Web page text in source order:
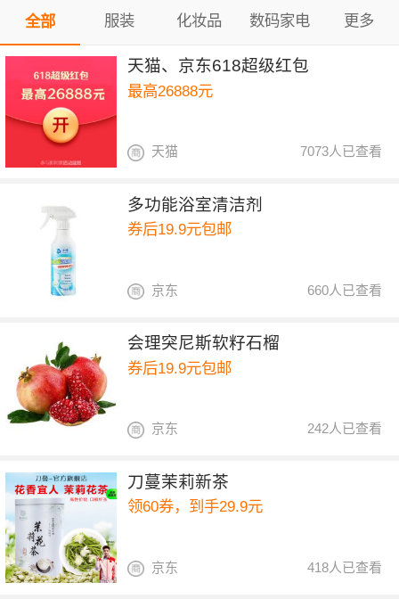
全部 服装 化妆品 数码家电 更多
天猫、京东618超级红包
最高26888元
7073人已查看
天猫
多功能浴室清洁剂
券后19.9元包邮
660人已查看
京东
会理突尼斯软籽石榴
券后19.9元包邮
242人已查看
京东
刀蔓茉莉新茶
领60券，到手29.9元
418人已查看
京东